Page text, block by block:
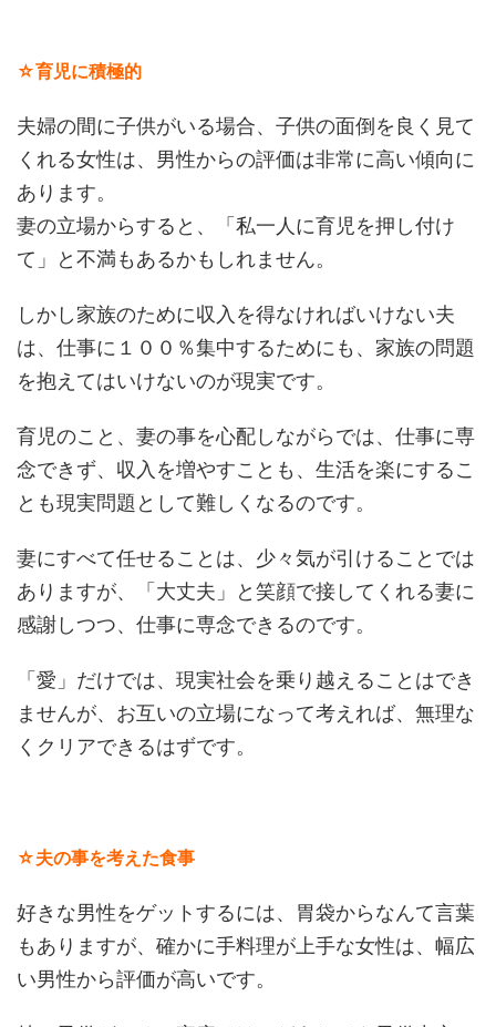
☆育児に積極的
夫婦の間に子供がいる場合、子供の面倒を良く見て
くれる女性は、男性からの評価は非常に高い傾向に
あります。
妻の立場からすると、「私一人に育児を押し付け
て」と不満もあるかもしれません。
しかし家族のために収入を得なければいけない夫
は、仕事に１００％集中するためにも、家族の問題
を抱えてはいけないのが現実です。
育児のこと、妻の事を心配しながらでは、仕事に専
念できず、収入を増やすことも、生活を楽にするこ
とも現実問題として難しくなるのです。
妻にすべて任せることは、少々気が引けることでは
ありますが、「大丈夫」と笑顔で接してくれる妻に
感謝しつつ、仕事に専念できるのです。
「愛」だけでは、現実社会を乗り越えることはでき
ませんが、お互いの立場になって考えれば、無理な
くクリアできるはずです。
☆夫の事を考えた食事
好きな男性をゲットするには、胃袋からなんて言葉
もありますが、確かに手料理が上手な女性は、幅広
い男性から評価が高いです。